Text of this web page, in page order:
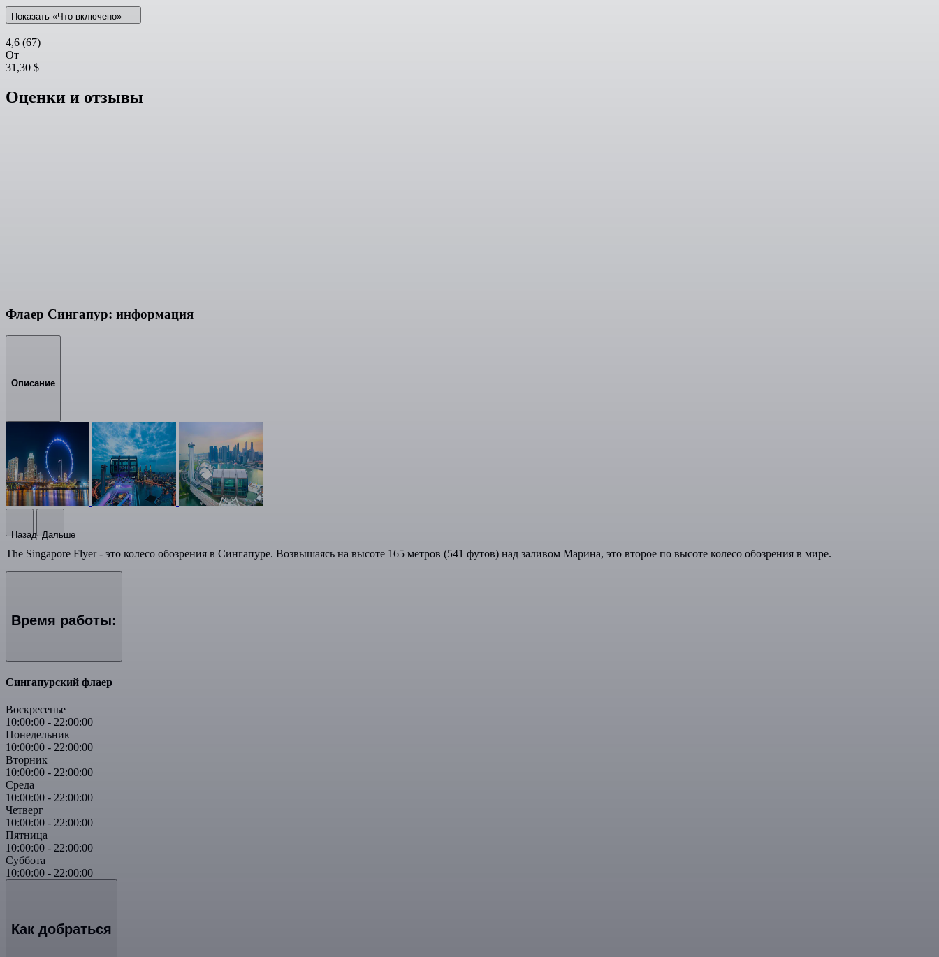
Показать «Что включено»
4,6 (67)
От
31,30 $
Оценки и отзывы
Флаер Сингапур: информация
Описание
Назад Дальше
The Singapore Flyer - это колесо обозрения в Сингапуре. Возвышаясь на высоте 165 метров (541 футов) над заливом Марина, это второе по высоте колесо обозрения в мире.
Время работы:
Сингапурский флаер
Воскресенье
10:00:00 - 22:00:00
Понедельник
10:00:00 - 22:00:00
Вторник
10:00:00 - 22:00:00
Среда
10:00:00 - 22:00:00
Четверг
10:00:00 - 22:00:00
Пятница
10:00:00 - 22:00:00
Суббота
10:00:00 - 22:00:00
Как добраться